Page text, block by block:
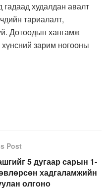
гадаад худалдан авалт
тариалалт,
Дотоодын хангамж
зарим ногооны
Post
5 дугаар сарын 1-
хадгаламжийн
олгоно